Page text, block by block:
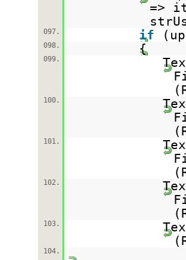
=>
097. if
098. {
099.
100.
101.
102.
103.
104.